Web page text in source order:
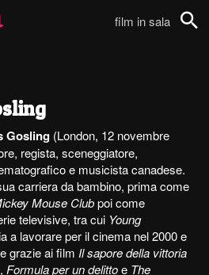
film in sala
Gosling (London, 12 novembre
regista, sceneggiatore,
e musicista canadese.
carriera da bambino, prima come
Mouse Clubpoi come
televisive, tra cui Young
a lavorare per il cinema nel 2000 e
grazie ai film Il sapore della vittoria
, Formula per un delittoe The